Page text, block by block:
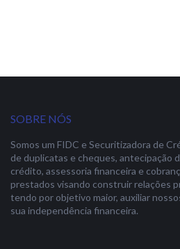
SOBRE NÓS
Somos um FIDC e Securitizadora de
de duplicatas e cheques, antecipação
crédito, assessoria financeira e
prestados visando construir relações
tendo por objetivo maior, auxiliar
sua independência financeira.